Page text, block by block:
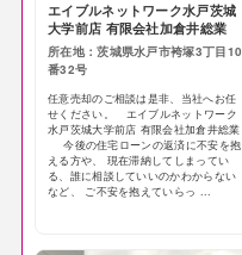
エイブルネットワーク水戸茨城
大学前店 有限会社加倉井総業
所在地：茨城県水戸市袴塚3丁目10
番32号
任意売却のご相談は是非、当社へお任
せください。 エイブルネットワーク
水戸茨城大学前店 有限会社加倉井総業
今後の住宅ローンの返済に不安を抱
える方や、 現在滞納してしまってい
る、誰に相談していいのかわからない
など、 ご不安を抱えていらっ ...